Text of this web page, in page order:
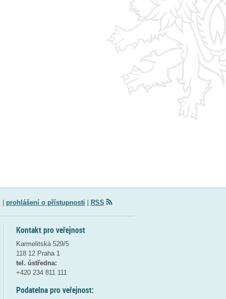
prohlášení o přístupnosti RSS
Kontakt pro veřejnost
Karmelitská 529/5
118 12 Praha 1
tel. ústředna:
+420 234 811 111
Podatelna pro veřejnost: